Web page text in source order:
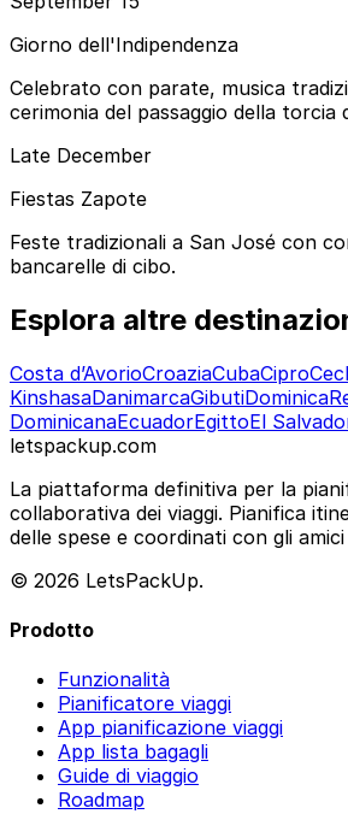
Giorno dell'Indipendenza
Celebrato con parate, musica
cerimonia del passaggio della torcia
Late December
Fiestas Zapote
Feste tradizionali a San José con
bancarelle di cibo.
Esplora altre
Costa d’AvorioCroaziaCubaCipro
KinshasaDanimarcaGibutiDominica
DominicanaEcuadorEgittoEl
letspackup.com
La piattaforma definitiva per la
collaborativa dei viaggi. Pianifica
delle spese e coordinati con gli
© 2026 LetsPackUp.
Prodotto
Funzionalità
Pianificatore viaggi
App pianificazione viaggi
App lista bagagli
Guide di viaggio
Roadmap